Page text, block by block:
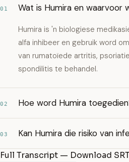
01 Wat is Humira en waarvoor
Humira is 'n biologiese
alfa inhibeer en gebruik word
van rumatoïede artritis,
spondilitis te behandel.
02 Hoe word Humira
03 Kan Humira die risiko van
Full Transcript — Download